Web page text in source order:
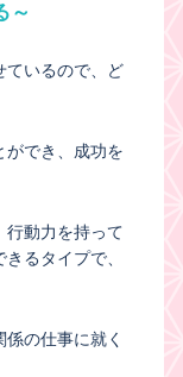
～
ているので、ど
ができ、成功を
行動力を持って
るタイプで、
の仕事に就く